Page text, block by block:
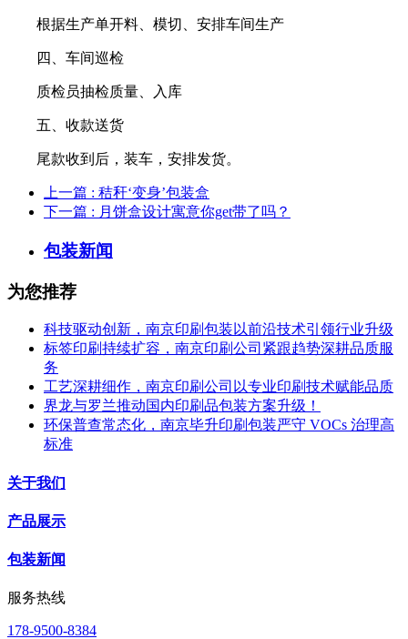
根据生产单开料、模切、安排车间生产
四、车间巡检
质检员抽检质量、入库
五、收款送货
尾款收到后，装车，安排发货。
上一篇 : 秸秆‘变身’包装盒
下一篇 : 月饼盒设计寓意你get带了吗？
包装新闻
为您推荐
科技驱动创新，南京印刷包装以前沿技术引领行业升级
标签印刷持续扩容，南京印刷公司紧跟趋势深耕品质服
务
工艺深耕细作，南京印刷公司以专业印刷技术赋能品质
界龙与罗兰推动国内印刷品包装方案升级！
环保普查常态化，南京毕升印刷包装严守 VOCs 治理高
标准
关于我们
产品展示
包装新闻
服务热线
178-9500-8384